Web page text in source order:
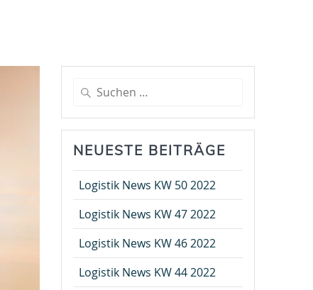
Suche
nach:
NEUESTE BEITRÄGE
Logistik News KW 50 2022
Logistik News KW 47 2022
Logistik News KW 46 2022
Logistik News KW 44 2022